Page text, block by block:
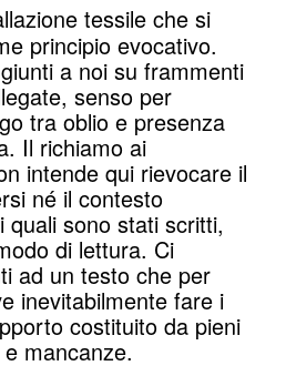
tessile che si
principio evocativo.
a noi su frammenti
senso per
tra oblio e presenza
Il richiamo ai
intende qui rievocare il
né il contesto
quali sono stati scritti,
di lettura. Ci
ad un testo che per
inevitabilmente fare i
costituito da pieni
mancanze.